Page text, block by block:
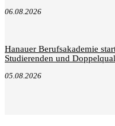
06.08.2026
Hanauer Berufsakademie
Studierenden und
05.08.2026